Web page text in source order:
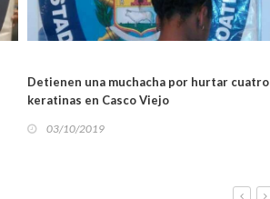
Detienen una muchacha por hurtar cuatro
keratinas en Casco Viejo
03/10/2019